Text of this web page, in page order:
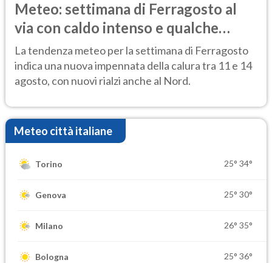
Meteo: settimana di Ferragosto al
via con caldo intenso e qualche
temporale
La tendenza meteo per la settimana di Ferragosto
indica una nuova impennata della calura tra 11 e 14
agosto, con nuovi rialzi anche al Nord.
Meteo città italiane
Torino 25° 34°
Genova 25° 30°
Milano 26° 35°
Bologna 25° 36°